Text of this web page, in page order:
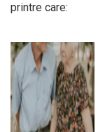
printre care: